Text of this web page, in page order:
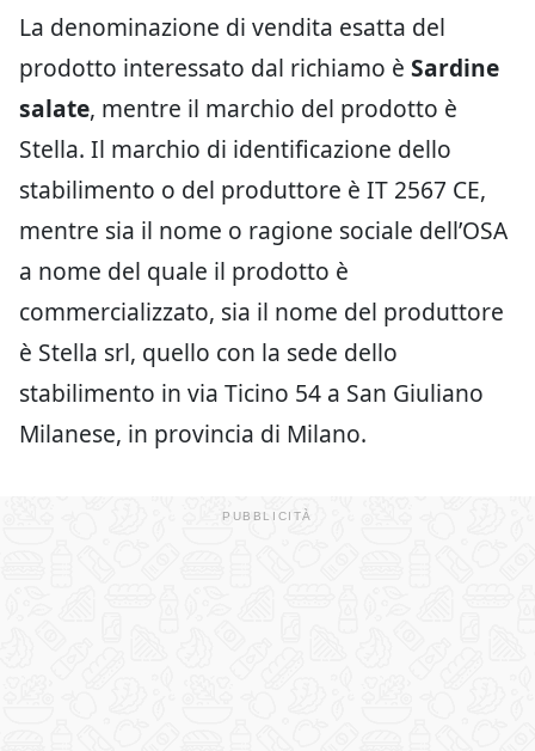
La denominazione di vendita esatta del
prodotto interessato dal richiamo è Sardine
salate, mentre il marchio del prodotto è
Stella. Il marchio di identificazione dello
stabilimento o del produttore è IT 2567 CE,
mentre sia il nome o ragione sociale dell’OSA
a nome del quale il prodotto è
commercializzato, sia il nome del produttore
è Stella srl, quello con la sede dello
stabilimento in via Ticino 54 a San Giuliano
Milanese, in provincia di Milano.